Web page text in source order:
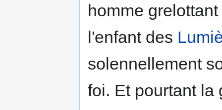
homme
l'enfant des
solennellement
foi. Et pourtant la